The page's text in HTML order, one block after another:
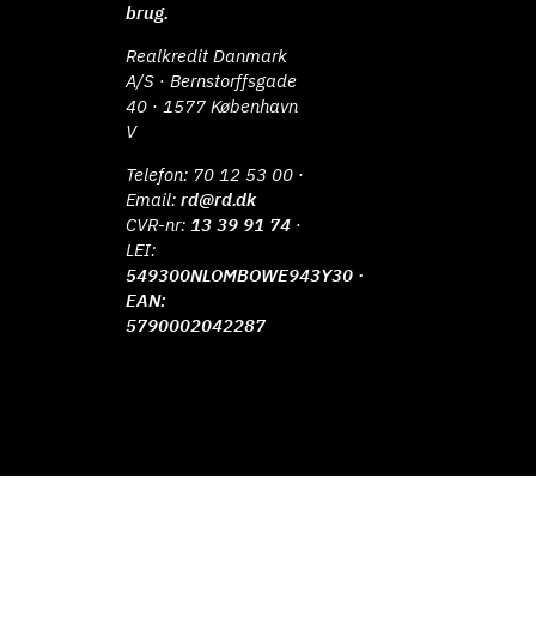
brug.
Realkredit Danmark
A/S · Bernstorffsgade
40 · 1577 København
V
Telefon: 70 12 53 00 ·
Email:rd@rd.dk
CVR-nr: 13 39 91 74 ·
LEI:
549300NLOMBOWE943Y30 ·
EAN:
5790002042287